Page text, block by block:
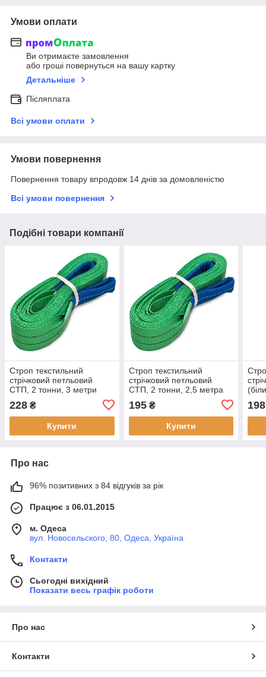
Умови оплати
Ви отримаєте замовлення
або гроші повернуться на вашу картку
Детальніше
Післяплата
Всі умови оплати
Умови повернення
Повернення товару впродовж 14 днів за домовленістю
Всі умови повернення
Подібні товари компанії
Строп текстильний
стрічковий петльовий
СТП, 2 тонни, 3 метри
228 ₴
Купити
Строп текстильний
стрічковий петльовий
СТП, 2 тонни, 2,5 метра
195₴
Купити
198
Про нас
96% позитивних з 84 відгуків за рік
Працює з 06.01.2015
м. Одеса
вул. Новосельского, 80, Одеса, Україна
Контакти
Сьогодні вихідний
Показати весь графік роботи
Про нас
Контакти